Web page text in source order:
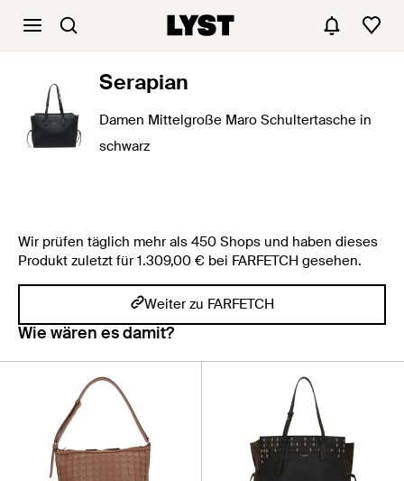
Serapian
Damen Mittelgroße Maro Schultertasche in
schwarz
Wir prüfen täglich mehr als 450 Shops und haben dieses
Produkt zuletzt für 1.309,00 € bei FARFETCH gesehen.
Weiter zu FARFETCH
Wie wären es damit?